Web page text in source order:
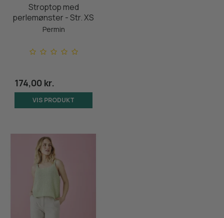
Stroptop med
perlemønster - Str. XS
Permin
174,00 kr.
VIS PRODUKT